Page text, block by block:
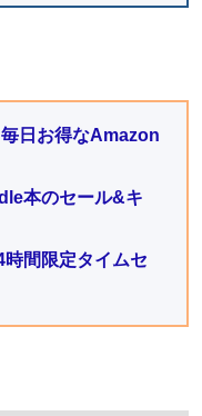
日お得なAmazon
本のセール&キ
間限定タイムセ